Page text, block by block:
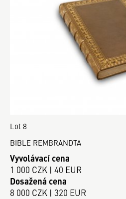
Lot 8
BIBLE REMBRANDTA
Vyvolávací cena
1 000 CZK | 40 EUR
Dosažená cena
8 000 CZK | 320 EUR